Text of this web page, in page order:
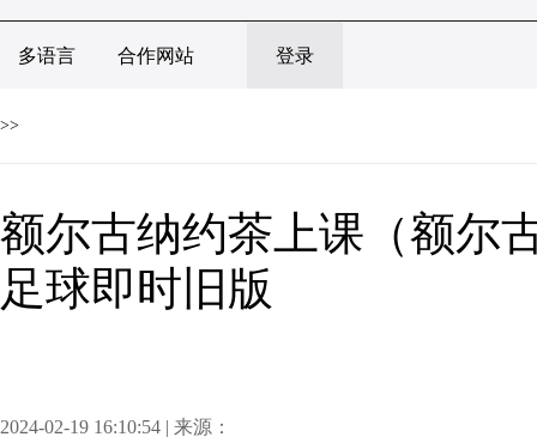
多语言 合作网站 登录
>>
额尔古纳约茶上课（额尔
足球即时旧版
2024-02-19 16:10:54 | 来源：